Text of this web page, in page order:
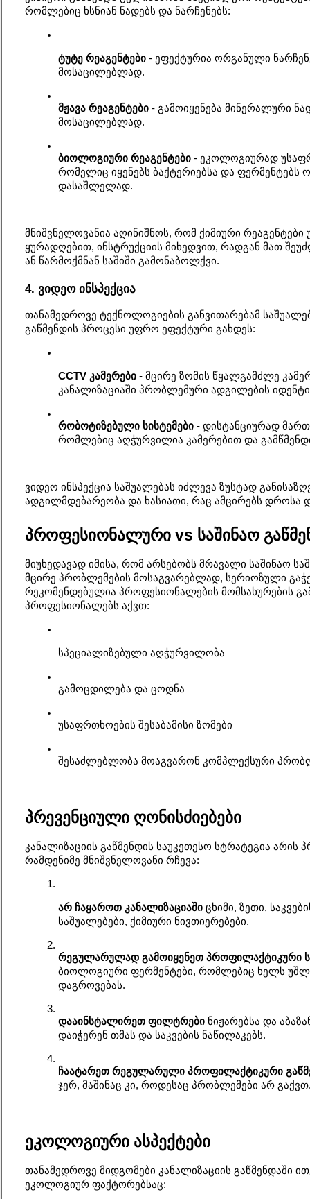
რომლებიც ხსნიან ნადებს და ნარჩენებს:
ტუტე რეაგენტები - ეფექტურია ორგანული
მოსაცილებლად.
მჟავა რეაგენტები - გამოიყენება მინერალური
მოსაცილებლად.
ბიოლოგიური რეაგენტები - ეკოლოგიურად
რომელიც იყენებს ბაქტერიებსა და ფერმენტებს
დასაშლელად.
მნიშვნელოვანია აღინიშნოს, რომ ქიმიური რეაგენტები
ყურადღებით, ინსტრუქციის მიხედვით, რადგან მათ
ან წარმოქმნან საშიში გამონაბოლქვი.
4. ვიდეო ინსპექცია
თანამედროვე ტექნოლოგიების განვითარებამ
გაწმენდის პროცესი უფრო ეფექტური გახდეს:
CCTV კამერები - მცირე ზომის წყალგამძლე
კანალიზაციაში პრობლემური ადგილების
რობოტიზებული სისტემები - დისტანციურად
რომლებიც აღჭურვილია კამერებით და
ვიდეო ინსპექცია საშუალებას იძლევა ზუსტად
ადგილმდებარეობა და ხასიათი, რაც ამცირებს დროსა
პროფესიონალური vs საშინაო
მიუხედავად იმისა, რომ არსებობს მრავალი საშინაო
მცირე პრობლემების მოსაგვარებლად, სერიოზული
რეკომენდებულია პროფესიონალების მომსახურების
პროფესიონალებს აქვთ:
სპეციალიზებული აღჭურვილობა
გამოცდილება და ცოდნა
უსაფრთხოების შესაბამისი ზომები
შესაძლებლობა მოაგვარონ კომპლექსური
პრევენციული ღონისძიებები
კანალიზაციის გაწმენდის საუკეთესო სტრატეგია არის
რამდენიმე მნიშვნელოვანი რჩევა:
არ ჩაყაროთ კანალიზაციაში ცხიმი, ზეთი,
საშუალებები, ქიმიური ნივთიერებები.
რეგულარულად გამოიყენეთ პროფილაქტიკური
ბიოლოგიური ფერმენტები, რომლებიც ხელს
დაგროვებას.
დააინსტალირეთ ფილტრები ნიჟარებსა და
დაიჭერენ თმას და საკვების ნაწილაკებს.
ჩაატარეთ რეგულარული პროფილაქტიკური
ჯერ, მაშინაც კი, როდესაც პრობლემები არ
ეკოლოგიური ასპექტები
თანამედროვე მიდგომები კანალიზაციის გაწმენდაში
ეკოლოგიურ ფაქტორებსაც: